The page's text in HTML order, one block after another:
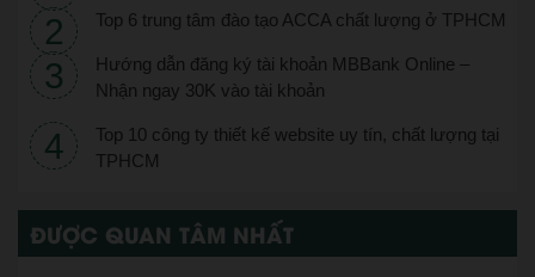
Top 6 trung tâm đào tạo ACCA chất lượng ở TPHCM
Hướng dẫn đăng ký tài khoản MBBank Online –
Nhận ngay 30K vào tài khoản
Top 10 công ty thiết kế website uy tín, chất lượng tại
TPHCM
ĐƯỢC QUAN TÂM NHẤT